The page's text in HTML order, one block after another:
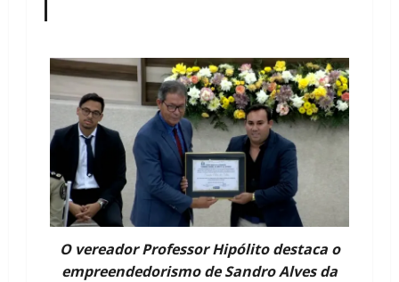
O vereador Professor Hipólito destaca o
empreendedorismo de Sandro Alves da